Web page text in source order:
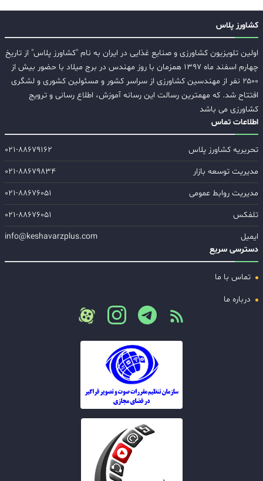
کشاورز پلاس
اولین تلویزیون کشاورزی و صنایع غذایی در ایران به نام "کشاورز پلاس" از تاریخ
چهارم اسفند ماه ۱۳۹۷ همزمان با روز مهندس در برج میلاد با حضور بیش از
۲۵۰۰ نفر از مهندسین کشاورزی از سراسر کشور و مسئولین کشوری و لشگری
افتتاح شد. که مهمترین رسالت این رسانه آموزش، اطلاع رسانی و ترویج
کشاورزی می باشد
اطلاعات تماس
تحریریه کشاورز پلاس
۰۲۱-۸۸۶۷۹۱۶۲
مدیریت توسعه بازار
۰۲۱-۸۸۶۷۹۸۳۴
مدیریت روابط عمومی
۰۲۱-۸۸۶۷۶۰۵۱
تلفکس
۰۲۱-۸۸۶۷۶۰۵۱
ایمیل
info@keshavarzplus.com
دسترسی سریع
تماس با ما
درباره ما